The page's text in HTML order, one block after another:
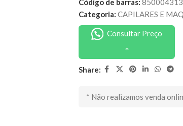
Código de barras:
Categoria: CAPILARES E
Consultar Preço
Share:
* Não realizamos venda